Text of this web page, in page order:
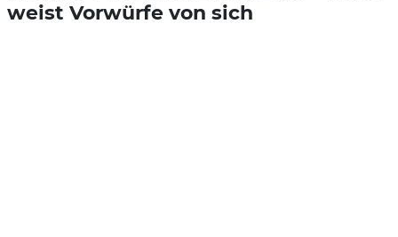
weist Vorwürfe von sich